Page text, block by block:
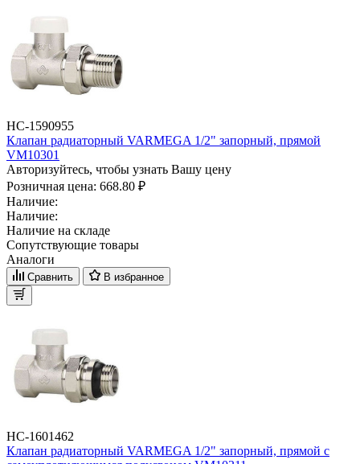
НС-1590955
Клапан радиаторный VARMEGA 1/2" запорный, прямой
VM10301
Авторизуйтесь, чтобы узнать Вашу цену
Розничная цена: 668.80 ₽
Наличие:
Наличие:
Наличие на складе
Сопутствующие товары
Аналоги
Сравнить В избранное
НС-1601462
Клапан радиаторный VARMEGA 1/2" запорный, прямой с